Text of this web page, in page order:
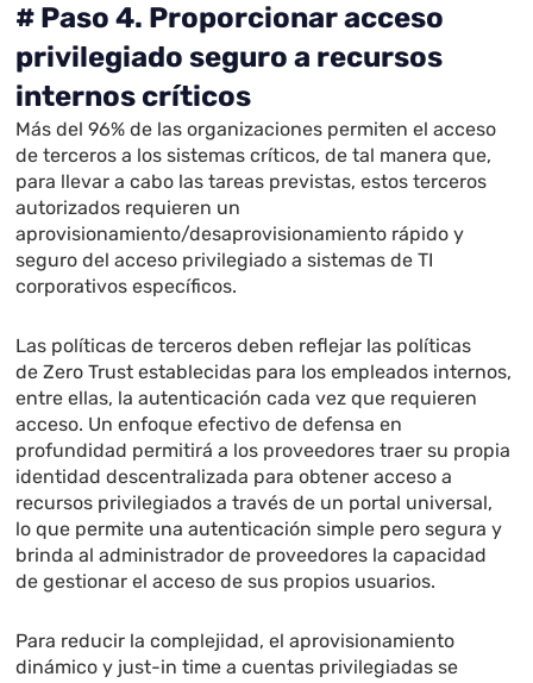
# Paso 4. Proporcionar acceso
privilegiado seguro a recursos
internos críticos
Más del 96% de las organizaciones permiten el acceso
de terceros a los sistemas críticos, de tal manera que,
para llevar a cabo las tareas previstas, estos terceros
autorizados requieren un
aprovisionamiento/desaprovisionamiento rápido y
seguro del acceso privilegiado a sistemas de TI
corporativos específicos.
Las políticas de terceros deben reflejar las políticas
de Zero Trust establecidas para los empleados internos,
entre ellas, la autenticación cada vez que requieren
acceso. Un enfoque efectivo de defensa en
profundidad permitirá a los proveedores traer su propia
identidad descentralizada para obtener acceso a
recursos privilegiados a través de un portal universal,
lo que permite una autenticación simple pero segura y
brinda al administrador de proveedores la capacidad
de gestionar el acceso de sus propios usuarios.
Para reducir la complejidad, el aprovisionamiento
dinámico y just-in time a cuentas privilegiadas se